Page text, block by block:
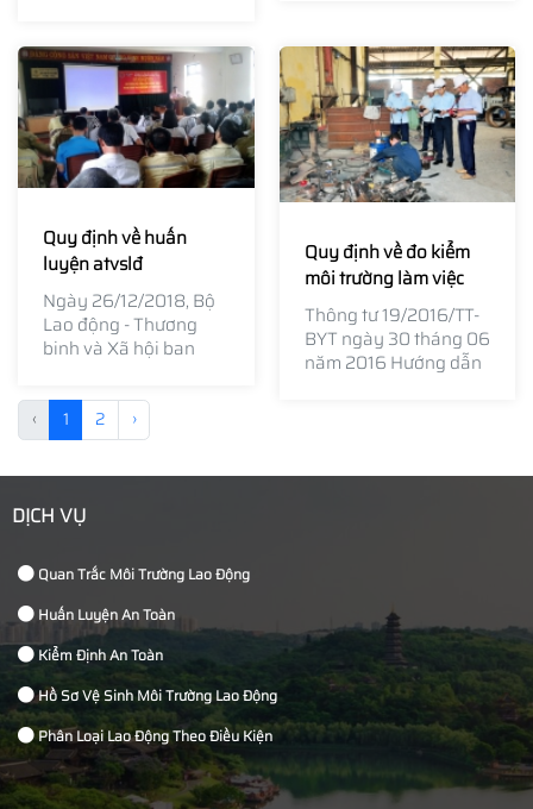
vụ sập công trình xây
dựng hạ tầng quy mô
lớn gây hoang mang
cho người lao động và
thiệt hại về tính mạng,
vật chất đối với xã hội.
động thì có hàng loạt
các trung tâm huấn
luyện an toàn lao
động ra đời để khắc
phục những hệ quả
không mong muốn.
Quy định về huấn
luyện atvslđ
Ngày 26/12/2018, Bộ
Lao động - Thương
binh và Xã hội ban
31/2018/TT - Bộ lao
động thương binh xã
hội quy định chi tiết
động.
Quy định về đo kiểm
môi trường làm việc
Thông tư 19/2016/TT-
BYT ngày 30 tháng 06
năm 2016 Hướng dẫn
‹ 1 2 ›
DỊCH VỤ
Quan Trắc Môi Trường Lao Động
Huấn Luyện An Toàn
Kiểm Định An Toàn
Hồ Sơ Vệ Sinh Môi Trường Lao Động
Phân Loại Lao Động Theo Điều Kiện